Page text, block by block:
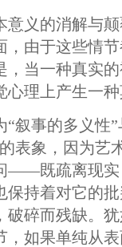
意义的消解与
，由于这些情
，当一种真实
心理上产生一
叙事的多义性
表象，因为艺
——既疏离现实
保持着对它的
破碎而残缺。
，如果单纯从